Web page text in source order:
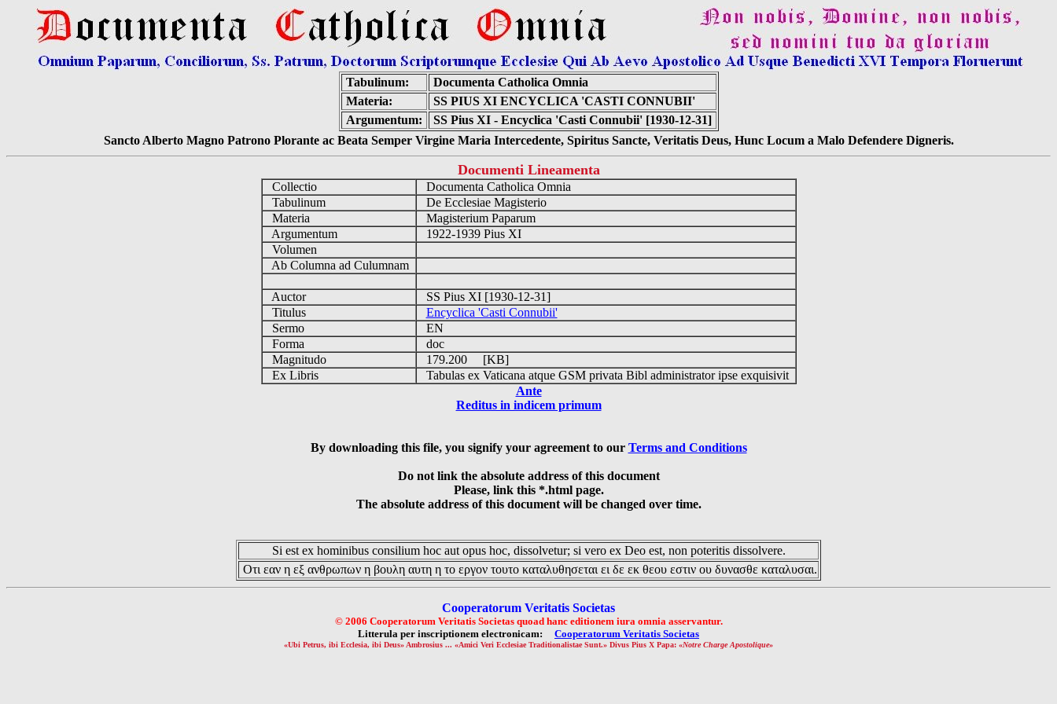
Tabulinum:
Documenta Catholica Omnia
Materia:
SS PIUS XI ENCYCLICA 'CASTI CONNUBII'
Argumentum:
SS Pius XI - Encyclica 'Casti Connubii' [1930-12-31]
Sancto Alberto Magno Patrono Plorante ac Beata Semper Virgine Maria Intercedente, Spiritus Sancte, Veritatis Deus, Hunc Locum a Malo Defendere Digneris.
Documenti Lineamenta
Collectio
Documenta Catholica Omnia
Tabulinum
De Ecclesiae Magisterio
Materia
Magisterium Paparum
Argumentum
1922-1939 Pius XI
Volumen
Ab Columna ad Culumnam
Auctor
SS Pius XI [1930-12-31]
Titulus
Encyclica 'Casti Connubii'
Sermo
EN
Forma
doc
Magnitudo
179.200 [KB]
Ex Libris
Tabulas ex Vaticana atque GSM privata Bibl administrator ipse exquisivit
Ante
Reditus in indicem primum
By downloading this file, you signify your agreement to our Terms and Conditions
Do not link the absolute address of this document
Please, link this *.html page.
The absolute address of this document will be changed over time.
Si est ex hominibus consilium hoc aut opus hoc, dissolvetur; si vero ex Deo est, non poteritis dissolvere.
Οτι εαν η εξ ανθρωπων η βουλη αυτη η το εργον τουτο καταλυθησεται ει δε εκ θεου εστιν ου δυνασθε καταλυσαι.
Cooperatorum Veritatis Societas
© 2006 Cooperatorum Veritatis Societas quoad hanc editionem iura omnia asservantur.
Litterula per inscriptionem electronicam: Cooperatorum Veritatis Societas
«Ubi Petrus, ibi Ecclesia, ibi Deus» Ambrosius ... «Amici Veri Ecclesiae Traditionalistae Sunt.» Divus Pius X Papa: «Notre Charge Apostolique»